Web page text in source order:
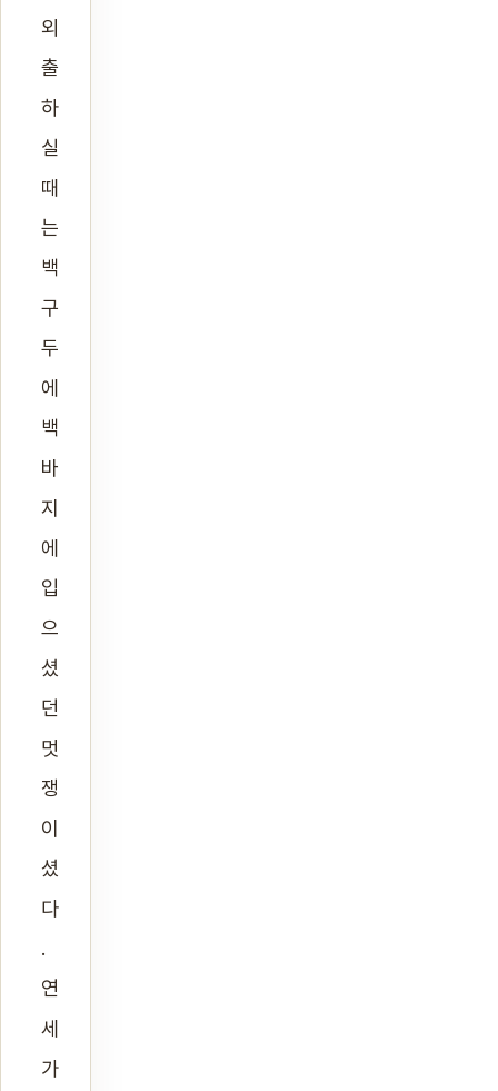
외
출
하
실
때
는
백
구
두
에
백
바
지
에
입
으
셨
던
멋
쟁
이
셨
다
.
연
세
가